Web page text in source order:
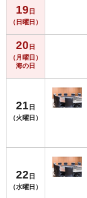
19 日
（日曜日）
20 日
（月曜日）
海の日
21 日
（火曜日）
22 日
（水曜日）